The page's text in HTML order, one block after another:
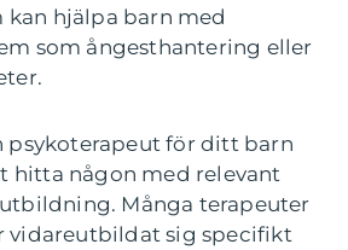
kan hjälpa barn med
som ångesthantering eller
psykoterapeut för ditt barn
hitta någon med relevant
Många terapeuter
vidareutbildat sig specifikt